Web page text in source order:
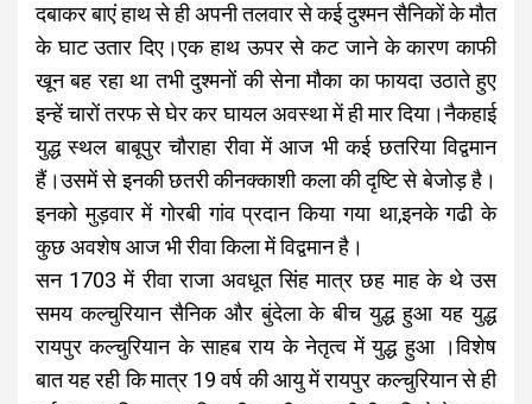
दबाकर बाएं हाथ से ही अपनी तलवार से कई दुश्मन सैनिकों के मौत
के घाट उतार दिए।एक हाथ ऊपर से कट जाने के कारण काफी
खून बह रहा था तभी दुश्मनों की सेना मौका का फायदा उठाते हुए
इन्हें चारों तरफ से घेर कर घायल अवस्था में ही मार दिया।नैकहाई
युद्ध स्थल बाबूपुर चौराहा रीवा में आज भी कई छतरिया विद्वमान
हैं।उसमें से इनकी छतरी कीनक्काशी कला की दृष्टि से बेजोड़ है।
इनको मुड़वार में गोरबी गांव प्रदान किया गया था,इनके गढी के
कुछ अवशेष आज भी रीवा किला में विद्वमान है।
सन 1703 में रीवा राजा अवधूत सिंह मात्र छह माह के थे उस
समय कल्चुरियान सैनिक और बुंदेला के बीच युद्ध हुआ यह युद्ध
रायपुर कल्चुरियान के साहब राय के नेतृत्व में युद्ध हुआ ।विशेष
बात यह रही कि मात्र 19 वर्ष की आयु में रायपुर कल्चुरियान से ही